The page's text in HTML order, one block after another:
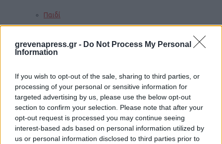
grevenapress.gr - Do Not Process My Personal
Information
If you wish to opt-out of the sale, sharing to third parties, or
processing of your personal or sensitive information for
targeted advertising by us, please use the below opt-out
section to confirm your selection. Please note that after your
opt-out request is processed you may continue seeing
interest-based ads based on personal information utilized by
us or personal information disclosed to third parties prior to
Παιδί
Διακόσμηση
Διατροφή
Υγεία